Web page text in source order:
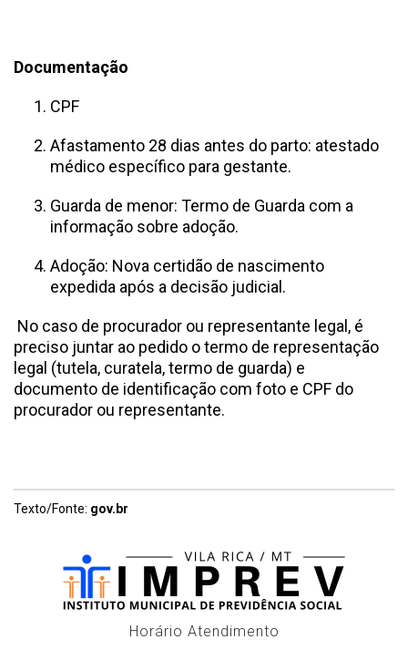
Documentação
CPF
Afastamento 28 dias antes do parto: atestado
médico específico para gestante.
Guarda de menor: Termo de Guarda com a
informação sobre adoção.
Adoção: Nova certidão de nascimento
expedida após a decisão judicial.
No caso de procurador ou representante legal, é
preciso juntar ao pedido o termo de representação
legal (tutela, curatela, termo de guarda) e
documento de identificação com foto e CPF do
procurador ou representante.
Texto/Fonte: gov.br
Horário Atendimento